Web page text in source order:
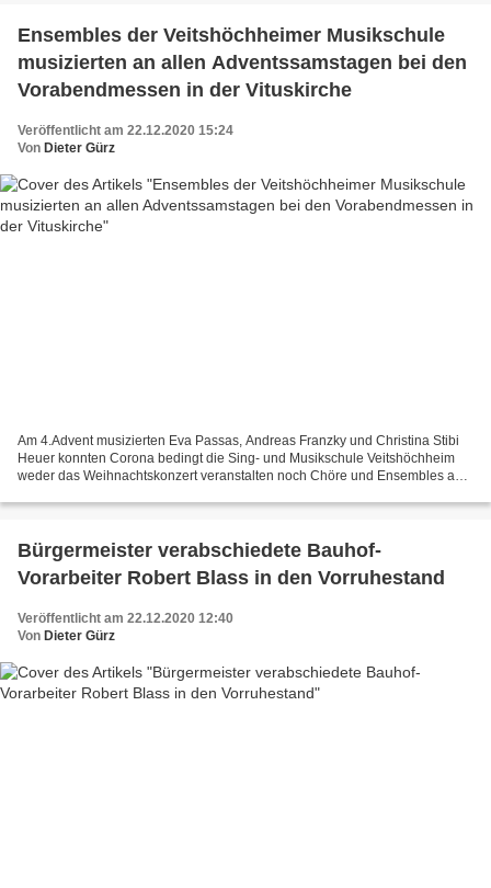
Ensembles der Veitshöchheimer Musikschule
musizierten an allen Adventssamstagen bei den
Vorabendmessen in der Vituskirche
Veröffentlicht am 22.12.2020 15:24
Von Dieter Gürz
Am 4.Advent musizierten Eva Passas, Andreas Franzky und Christina Stibi
Heuer konnten Corona bedingt die Sing- und Musikschule Veitshöchheim
weder das Weihnachtskonzert veranstalten noch Chöre und Ensembles auf
Bürgermeister verabschiedete Bauhof-
Vorarbeiter Robert Blass in den Vorruhestand
Veröffentlicht am 22.12.2020 12:40
Von Dieter Gürz